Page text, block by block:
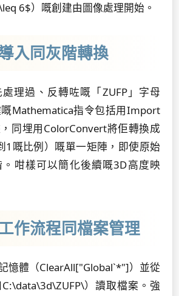
6$）嘅創建由圖像處理開始。
入同灰階轉換
理過、反轉咗嘅「ZUFP」字母
嘅Mathematica指令包括用Import
同埋用ColorConvert將佢轉換成
1嘅比例）嘅單一矩陣，即使原始
咁樣可以簡化後續嘅3D高度映
作流程同檔案管理
憶體（ClearAll["Global`*"]）並從
C:\data\3d\ZUFP\）讀取檔案。強